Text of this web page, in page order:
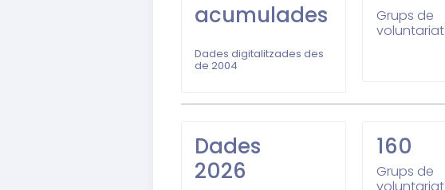
acumulades
Dades digitalitzades des
de 2004
Grups de
voluntariat
Dades
2026
160
Grups de